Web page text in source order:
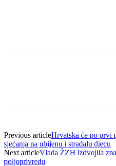
Previous articleHrvatska će po prvi
sjećanja na ubijenu i stradalu djecu
Next articleVlada ŽZH izdvojila
poljoprivredu